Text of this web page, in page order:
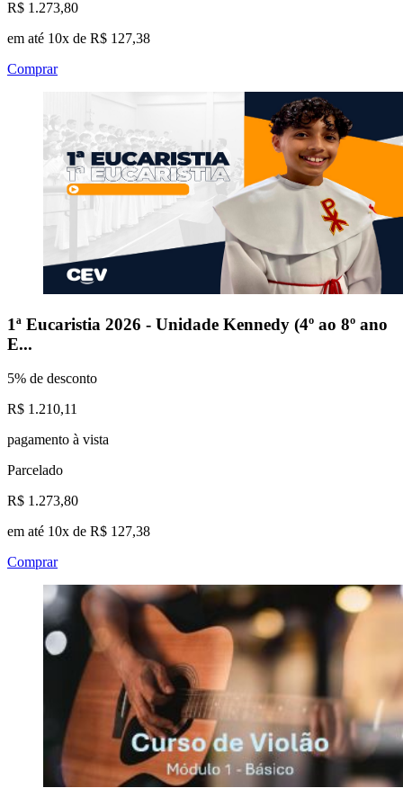
R$ 1.273,80
em até 10x de R$ 127,38
Comprar
1ª Eucaristia 2026 - Unidade Kennedy (4º ao 8º ano
E...
5% de desconto
R$ 1.210,11
pagamento à vista
Parcelado
R$ 1.273,80
em até 10x de R$ 127,38
Comprar